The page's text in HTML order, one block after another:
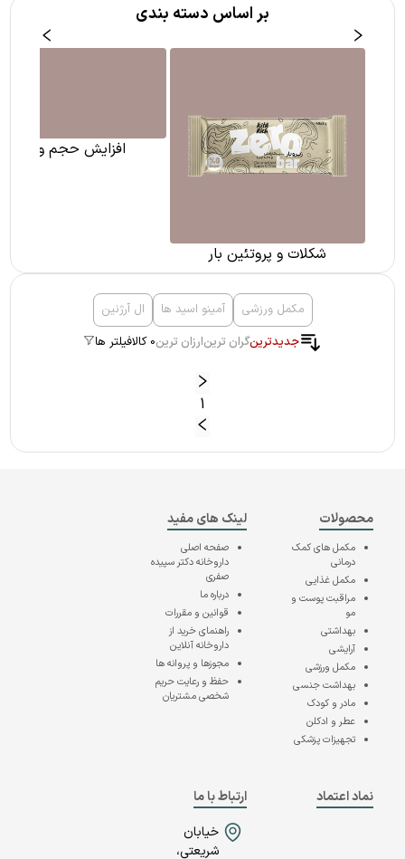
بر اساس دسته بندی
شکلات و پروتئین بار
افزایش حجم و وزن
مکمل ورزشی آمینو اسید ها
ال آرژنین
جدیدترینگران ترینارزان ترین0 کالا فیلتر ها
1
محصولات
مکمل های کمک
درمانی
مکمل غذایی
مراقبت پوست و
مو
بهداشتی
آرایشی
مکمل ورزشی
بهداشت جنسی
مادر و کودک
عطر و ادکلن
تجهیزات پزشکی
لینک های مفید
صفحه اصلی
داروخانه دکتر سپیده
صفری
درباره ما
قوانین و مقررات
راهنمای خرید از
داروخانه آنلاین
مجوزها و پروانه ها
حفظ و رعایت حریم
شخصی مشتریان
نماد اعتماد
ارتباط با ما
خیابان
شریعتی،